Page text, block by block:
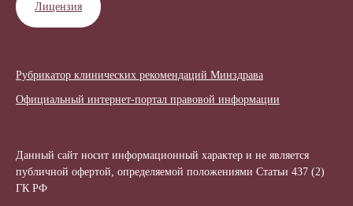
Лицензия
Рубрикатор клинических рекомендаций Минздрава
Официальный интернет-портал правовой информации
Данный сайт носит информационный характер и не является
публичной офертой, определяемой положениями Статьи 437 (2)
ГК РФ